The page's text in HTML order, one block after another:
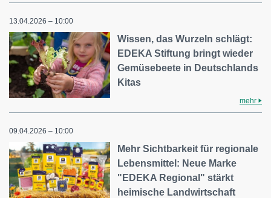
13.04.2026 – 10:00
Wissen, das Wurzeln schlägt:
EDEKA Stiftung bringt wieder
Gemüsebeete in Deutschlands
Kitas
mehr
09.04.2026 – 10:00
Mehr Sichtbarkeit für regionale
Lebensmittel: Neue Marke
"EDEKA Regional" stärkt
heimische Landwirtschaft